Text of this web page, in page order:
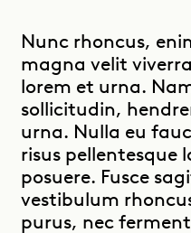
Nunc rhoncus,
magna velit
lorem et urna.
sollicitudin,
urna. Nulla eu
risus pellentesque
posuere. Fusce
vestibulum
purus, nec